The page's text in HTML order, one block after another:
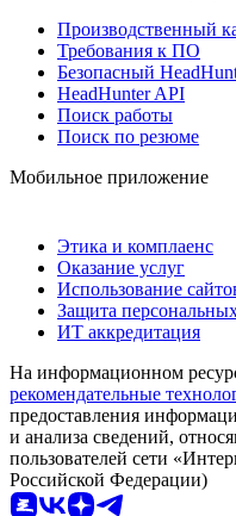
Производственный
Требования к ПО
Безопасный
HeadHunter API
Поиск работы
Поиск по резюме
Мобильное приложение
Этика и комплаенс
Оказание услуг
Использование
Защита
ИТ аккредитация
На информационном
рекомендательные
предоставления
и анализа сведений,
пользователей сети
Российской Федерации)